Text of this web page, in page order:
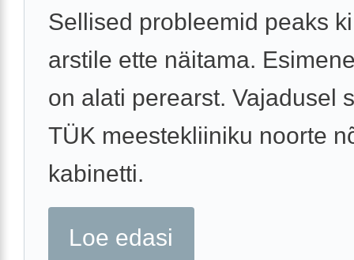
Sellised probleemid peaks
arstile ette näitama.
on alati perearst. Vajadusel
TÜK meestekliiniku noorte
kabinetti.
Loe edasi